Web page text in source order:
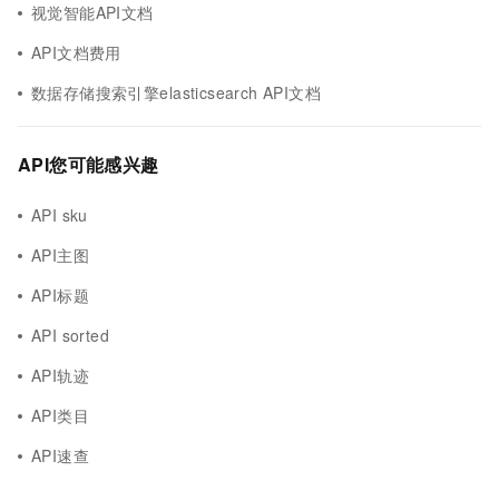
视觉智能API文档
API文档费用
数据存储搜索引擎elasticsearch API文档
API您可能感兴趣
API sku
API主图
API标题
API sorted
API轨迹
API类目
API速查